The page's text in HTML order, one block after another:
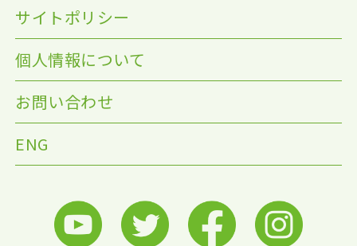
サイトポリシー
個人情報について
お問い合わせ
ENG